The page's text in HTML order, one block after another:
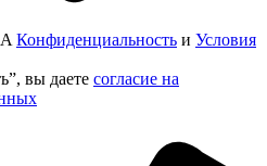
Конфиденциальность и Условия
вы даете согласие на